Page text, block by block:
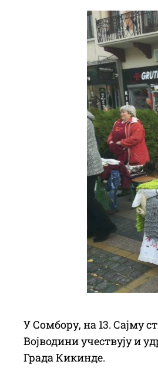
У Сомбору, на 13. Сајму
Војводини учествују и
Града Кикинде.